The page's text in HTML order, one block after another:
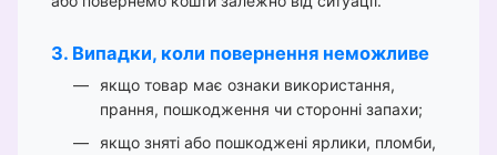
3. Випадки, коли повернення неможливе
якщо товар має ознаки використання,
прання, пошкодження чи сторонні запахи;
якщо зняті або пошкоджені ярлики, пломби,